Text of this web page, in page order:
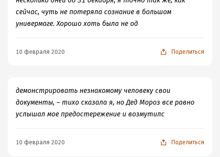
сейчас, чуть не потеряла сознание в большом
универмаге. Хорошо хоть была не од
10 февраля 2020 Поделиться
демонстрировать незнакомому человеку свои
документы, – тихо сказала я, но Дед Мороз все равно
услышал мое предостережение и возмутилс
10 февраля 2020 Поделиться